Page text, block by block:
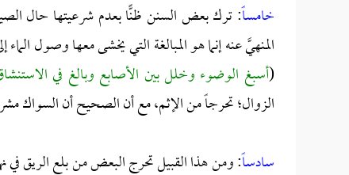
خامساً: ترك بعض السنن ظنًّا بعدم شرعيتها حال
المنهيَّ عنه إنما هو المبالغة التي يخشى معها وصول
(أسبغ الوضوء وخلل بين الأصابع وبالغ في
الزوال؛ تحرجاً من الإثم، مع أن الصحيح أن السواك
سادساً: ومن هذا القبيل تحرج البعض من بلع الريق في